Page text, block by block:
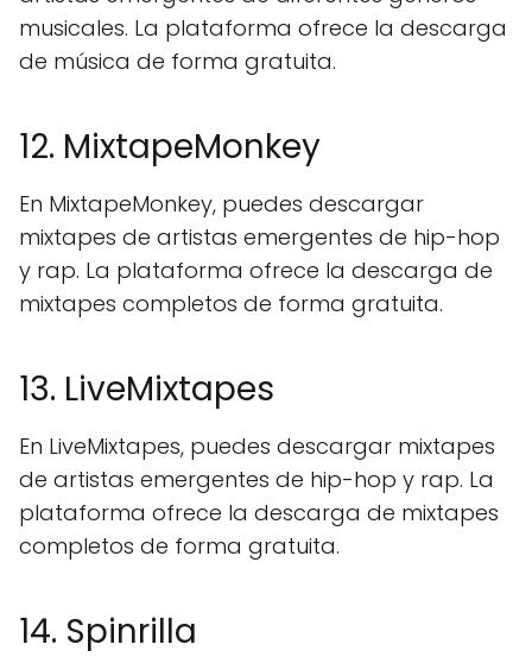
musicales. La plataforma ofrece la descarga
de música de forma gratuita.
12. MixtapeMonkey
En MixtapeMonkey, puedes descargar
mixtapes de artistas emergentes de hip-hop
y rap. La plataforma ofrece la descarga de
mixtapes completos de forma gratuita.
13. LiveMixtapes
En LiveMixtapes, puedes descargar mixtapes
de artistas emergentes de hip-hop y rap. La
plataforma ofrece la descarga de mixtapes
completos de forma gratuita.
14. Spinrilla